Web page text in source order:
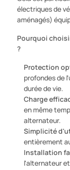
électriques de
aménagés)
Pourquoi
?
Protection
profondes de
durée de vie.
Charge
en même
alternateur.
Simplicité
entièrement
Installation
l'alternateur